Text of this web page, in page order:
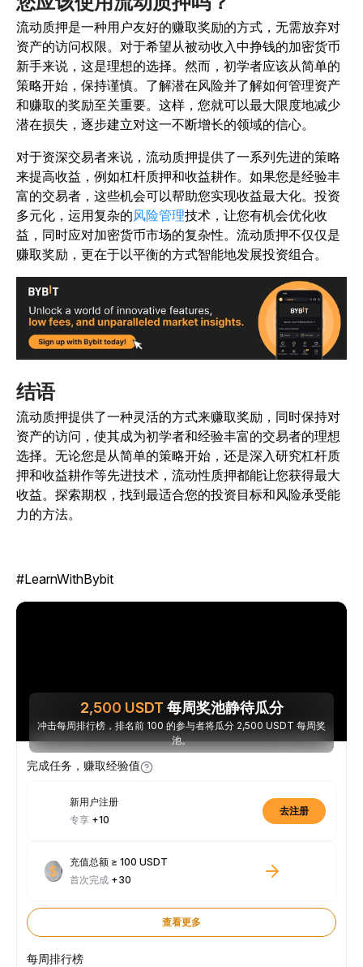
流动质押是一种用户友好的赚取奖励的方式，无需放弃对
资产的访问权限。对于希望从被动收入中挣钱的加密货币
新手来说，这是理想的选择。 然而，初学者应该从简单的
策略开始，保持谨慎。了解潜在风险并了解如何管理资产
和赚取的奖励至关重要。这样，您就可以最大限度地减少
潜在损失，逐步建立对这一不断增长的领域的信心。
对于资深交易者来说，流动质押提供了一系列先进的策略
来提高收益，例如杠杆质押和收益耕作。如果您是经验丰
富的交易者，这些机会可以帮助您实现收益最大化。投资
多元化，运用复杂的风险管理技术，让您有机会优化收
益，同时应对加密货币市场的复杂性。流动质押不仅仅是
赚取奖励，更在于以平衡的方式智能地发展投资组合。
结语
流动质押提供了一种灵活的方式来赚取奖励，同时保持对
资产的访问，使其成为初学者和经验丰富的交易者的理想
选择。无论您是从简单的策略开始，还是深入研究杠杆质
押和收益耕作等先进技术，流动性质押都能让您获得最大
收益。探索期权，找到最适合您的投资目标和风险承受能
力的方法。
#LearnWithBybit
2,500 USDT 每周奖池静待瓜分
冲击每周排行榜，排名前 100 的参与者将瓜分 2,500 USDT 每周奖
池。
完成任务，赚取经验值
新用户注册
专享 +10
去注册
充值总额 ≥ 100 USDT
首次完成 +30
查看更多
每周排行榜